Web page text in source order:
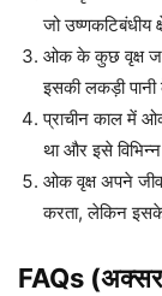
जो उष्णकटिबंधीय
ओक के कुछ वृक्ष
इसकी लकड़ी
प्राचीन काल में
था और इसे विभिन्न
ओक वृक्ष अपने
करता, लेकिन इसके
FAQs (अक्सर